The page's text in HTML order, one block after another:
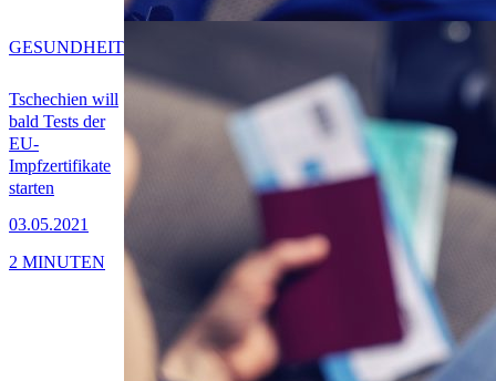
Tschechien will
bald Tests der
EU-
Impfzertifikate
starten
03.05.2021
GESUNDHEIT
2 MINUTEN